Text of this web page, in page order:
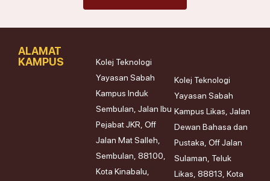
ALAMAT
KAMPUS
Kolej Teknologi
Yayasan Sabah
Kampus Induk
Sembulan, Jalan Ibu
Pejabat JKR, Off
Jalan Mat Salleh,
Sembulan, 88100,
Kota Kinabalu,
Kolej Teknologi
Yayasan Sabah
Kampus Likas, Jalan
Dewan Bahasa dan
Pustaka, Off Jalan
Sulaman, Teluk
Likas, 88813, Kota